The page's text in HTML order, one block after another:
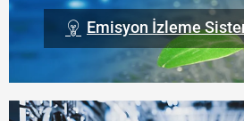
Emisyon İzleme